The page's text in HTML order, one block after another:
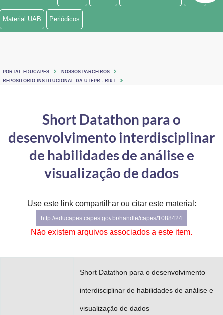
Ministério de Minas e Energia
Ministério do Turismo
Controladoria-Geral da União
Gabinete de Segurança Institucional
Advocacia-Geral da União
Material UAB Periódicos
PORTAL EDUCAPES
NOSSOS PARCEIROS
REPOSITORIO INSTITUCIONAL DA UTFPR - RIUT
Short Datathon para o
desenvolvimento interdisciplinar
de habilidades de análise e
visualização de dados
Use este link compartilhar ou citar este material:
http://educapes.capes.gov.br/handle/capes/1088424
Não existem arquivos associados a este item.
Short Datathon para o desenvolvimento
interdisciplinar de habilidades de análise e
visualização de dados